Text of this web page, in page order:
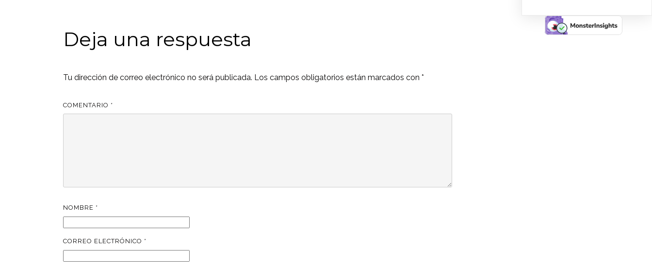
Deja una respuesta
Tu dirección de correo electrónico no será publicada. Los campos obligatorios están marcados con*
COMENTARIO *
NOMBRE *
CORREO ELECTRÓNICO *